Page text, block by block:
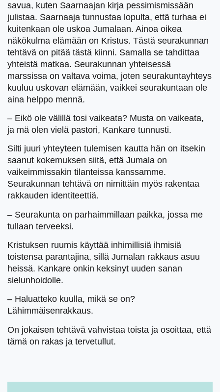
savua, kuten Saarnaajan kirja pessimismissään
julistaa. Saarnaaja tunnustaa lopulta, että turhaa ei
kuitenkaan ole uskoa Jumalaan. Ainoa oikea
näkökulma elämään on Kristus. Tästä seurakunnan
tehtävä on pitää tästä kiinni. Samalla se tahdittaa
yhteistä matkaa. Seurakunnan yhteisessä
marssissa on valtava voima, joten seurakuntayhteys
kuuluu uskovan elämään, vaikkei seurakuntaan ole
aina helppo mennä.
– Eikö ole välillä tosi vaikeata? Musta on vaikeata,
ja mä olen vielä pastori, Kankare tunnusti.
Silti juuri yhteyteen tulemisen kautta hän on itsekin
saanut kokemuksen siitä, että Jumala on
vaikeimmissakin tilanteissa kanssamme.
Seurakunnan tehtävä on nimittäin myös rakentaa
rakkauden identiteettiä.
– Seurakunta on parhaimmillaan paikka, jossa me
tullaan terveeksi.
Kristuksen ruumis käyttää inhimillisiä ihmisiä
toistensa parantajina, sillä Jumalan rakkaus asuu
heissä. Kankare onkin keksinyt uuden sanan
sielunhoidolle.
– Haluatteko kuulla, mikä se on?
Lähimmäisenrakkaus.
On jokaisen tehtävä vahvistaa toista ja osoittaa, että
tämä on rakas ja tervetullut.